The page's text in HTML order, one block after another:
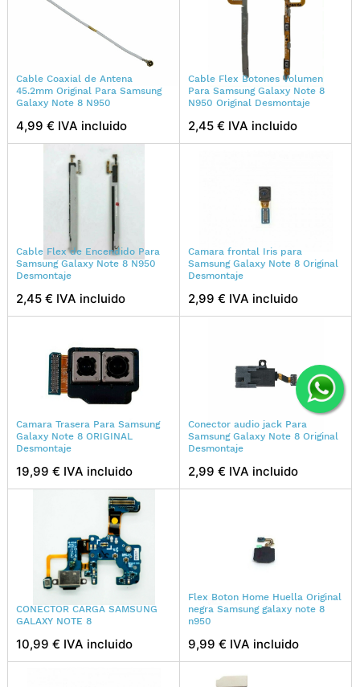
Cable Coaxial de Antena
45.2mm Original Para Samsung
Galaxy Note 8 N950
4,99 € IVA incluido
Cable Flex Botones Volumen
Para Samsung Galaxy Note 8
N950 Original Desmontaje
2,45 € IVA incluido
Cable Flex de Encendido Para
Samsung Galaxy Note 8 N950
Desmontaje
2,45 € IVA incluido
Camara frontal Iris para
Samsung Galaxy Note 8 Original
Desmontaje
2,99 € IVA incluido
Camara Trasera Para Samsung
Galaxy Note 8 ORIGINAL
Desmontaje
19,99 € IVA incluido
Conector audio jack Para
Samsung Galaxy Note 8 Original
Desmontaje
2,99 € IVA incluido
CONECTOR CARGA SAMSUNG
GALAXY NOTE 8
10,99 € IVA incluido
Flex Boton Home Huella Original
negra Samsung galaxy note 8
n950
9,99 € IVA incluido